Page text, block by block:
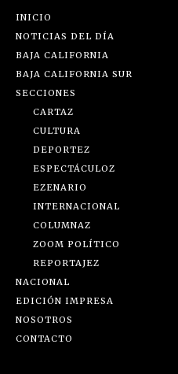
INICIO
NOTICIAS DEL DÍA
BAJA CALIFORNIA
BAJA CALIFORNIA SUR
SECCIONES
CARTAZ
CULTURA
DEPORTEZ
ESPECTÁCULOZ
EZENARIO
INTERNACIONAL
COLUMNAZ
ZOOM POLÍTICO
REPORTAJEZ
NACIONAL
EDICIÓN IMPRESA
NOSOTROS
CONTACTO